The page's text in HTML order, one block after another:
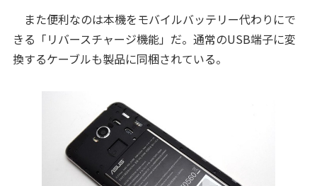
また便利なのは本機をモバイルバッテリー代わりにで
きる「リバースチャージ機能」だ。通常のUSB端子に変
換するケーブルも製品に同梱されている。